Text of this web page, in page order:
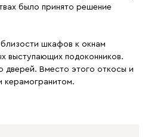
было принято решение
близости шкафов к окнам
выступающих подоконников.
Вместо этого откосы и
керамогранитом.